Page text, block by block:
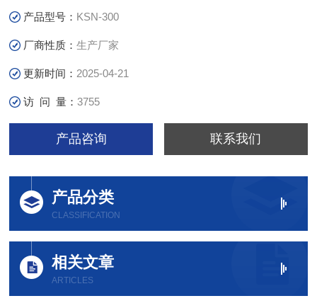
产品型号： KSN-300
厂商性质：生产厂家
更新时间： 2025-04-21
访 问 量：3755
产品咨询 联系我们
产品分类
CLASSIFICATION
相关文章
ARTICLES